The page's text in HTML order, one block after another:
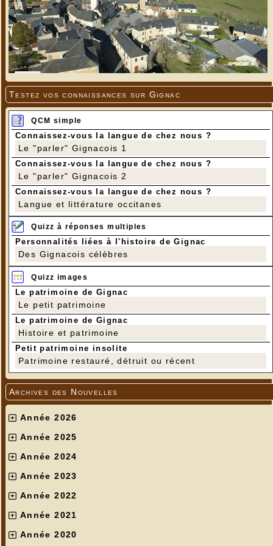
Testez vos connaissances sur Gignac
QCM simple
Connaissez-vous la langue de chez nous ?
Le "parler" Gignacois 1
Connaissez-vous la langue de chez nous ?
Le "parler" Gignacois 2
Connaissez-vous la langue de chez nous ?
Langue et littérature occitanes
Quizz à réponses multiples
Personnalités liées à l'histoire de Gignac
Des Gignacois célèbres
Quizz images
Le patrimoine de Gignac
Le petit patrimoine
Le patrimoine de Gignac
Histoire et patrimoine
Petit patrimoine insolite
Patrimoine restauré, détruit ou récent
Archives des Nouvelles
Année 2026
Année 2025
Année 2024
Année 2023
Année 2022
Année 2021
Année 2020